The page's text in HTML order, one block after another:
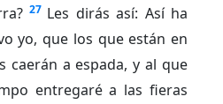
27 Les dirás así: Así ha
yo, que los que están en
caerán a espada, y al que
entregaré a las fieras